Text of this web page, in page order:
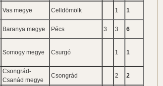
Vas megye Celldömölk 1 1
Baranya megye Pécs 3 3 6
Somogy megye Csurgó 1 1
Csongrád-
Csanád megye
Csongrád 2 2